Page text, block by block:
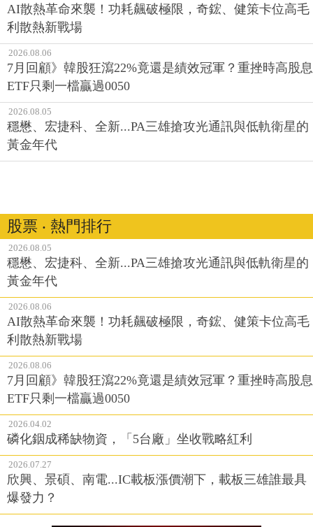
AI散熱革命來襲！功耗飆破極限，奇鋐、健策卡位高毛
利散熱新戰場
2026.08.06
7月回顧》韓股狂瀉22%竟還是績效冠軍？重挫時高股息
ETF只剩一檔贏過0050
2026.08.05
穩懋、宏捷科、全新...PA三雄搶攻光通訊與低軌衛星的
黃金年代
股票 ‧ 熱門排行
2026.08.05
穩懋、宏捷科、全新...PA三雄搶攻光通訊與低軌衛星的
黃金年代
2026.08.06
AI散熱革命來襲！功耗飆破極限，奇鋐、健策卡位高毛
利散熱新戰場
2026.08.06
7月回顧》韓股狂瀉22%竟還是績效冠軍？重挫時高股息
ETF只剩一檔贏過0050
2026.04.02
磷化銦成稀缺物資，「5台廠」坐收戰略紅利
2026.07.27
欣興、景碩、南電...IC載板漲價潮下，載板三雄誰最具
爆發力？